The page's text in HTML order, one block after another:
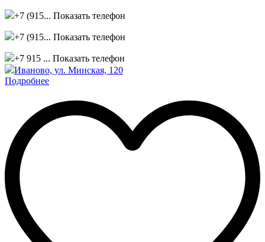
+7 (915... Показать телефон
+7 (915... Показать телефон
+7 915 ... Показать телефон
Иваново, ул. Минская, 120
Подробнее